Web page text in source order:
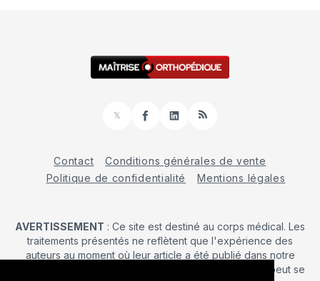
𝕏
FacebookLinkedInRSS
Contact
Conditions générales de vente
Politique de confidentialité
Mentions légales
AVERTISSEMENT : Ce site est destiné au corps médical. Les
traitements présentés ne reflètent que l'expérience des
auteurs au moment où leur article a été publié dans notre
journal. La décision d’une intervention chirurgicale ne peut se